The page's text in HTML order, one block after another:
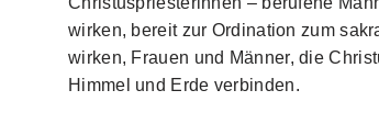
wirken, bereit zur Ordination zum
wirken, Frauen und Männer, die
Himmel und Erde verbinden.